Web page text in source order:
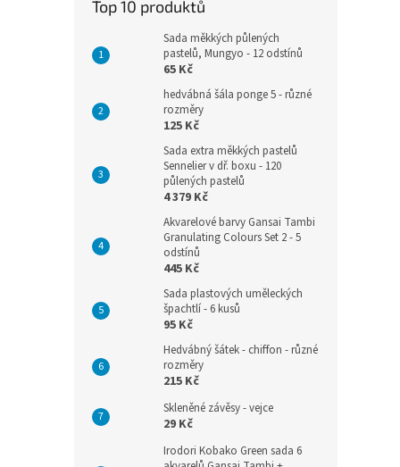
Top 10 produktů
Sada měkkých půlených
pastelů, Mungyo - 12 odstínů
65 Kč
hedvábná šála ponge 5 - různé
rozměry
125 Kč
Sada extra měkkých pastelů
Sennelier v dř. boxu - 120
půlených pastelů
4 379 Kč
Akvarelové barvy Gansai Tambi
Granulating Colours Set 2 - 5
odstínů
445 Kč
Sada plastových uměleckých
špachtlí - 6 kusů
95 Kč
Hedvábný šátek - chiffon - různé
rozměry
215 Kč
Skleněné závěsy - vejce
29 Kč
Irodori Kobako Green sada 6